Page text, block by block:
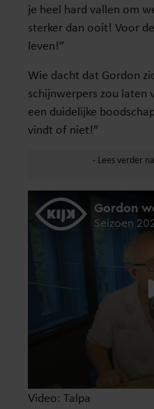
je heel hard vallen om
sterker dan ooit! Voor
leven!”
Wie dacht dat Gordon
schijnwerpers zou
een duidelijke
vindt of niet!”
Video: Talpa